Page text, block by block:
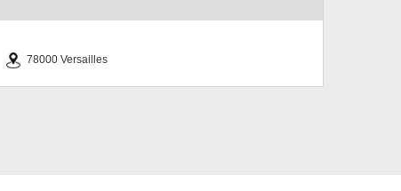
78000 Versailles